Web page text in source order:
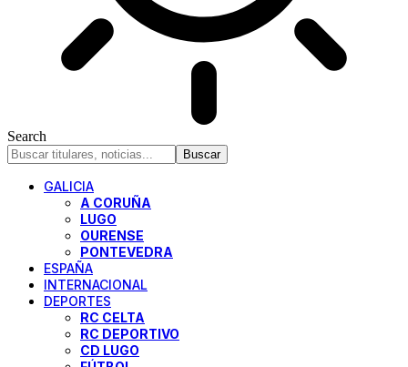
Search
GALICIA
A CORUÑA
LUGO
OURENSE
PONTEVEDRA
ESPAÑA
INTERNACIONAL
DEPORTES
RC CELTA
RC DEPORTIVO
CD LUGO